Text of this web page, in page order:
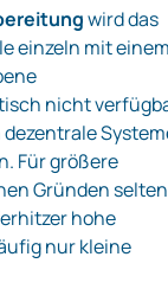
wird das
einzeln mit
nicht
Für größere
Gründen selten
hohe
nur kleine